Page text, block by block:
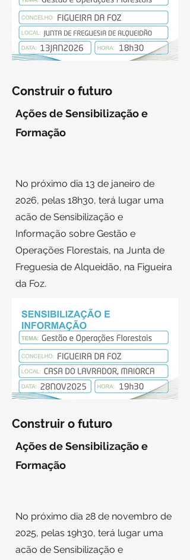
Construir o futuro
Ações de Sensibilização e
Formação
No próximo dia 13 de janeiro de
2026, pelas 18h30, terá lugar uma
acão de Sensibilização e
Informação sobre Gestão e
Operações Florestais, na Junta de
Freguesia de Alqueidão, na Figueira
da Foz.
Construir o futuro
Ações de Sensibilização e
Formação
No próximo dia 28 de novembro de
2025, pelas 19h30, terá lugar uma
acão de Sensibilização e